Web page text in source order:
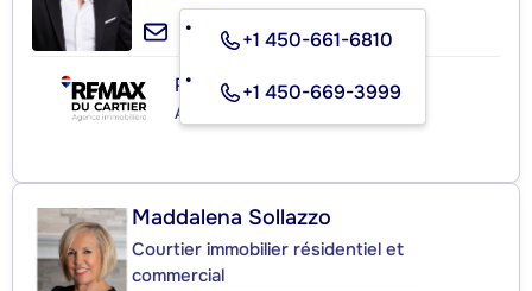
+1 450-661-6810
+1 450-669-3999
RE/MAX DU CARTIER INC.
Agence immobilière
Maddalena Sollazzo
Courtier immobilier résidentiel et
commercial